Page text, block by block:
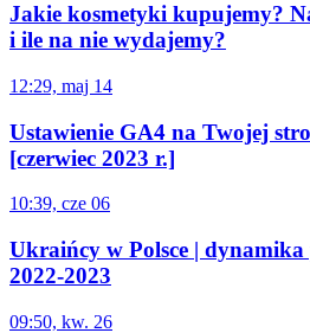
Jakie kosmetyki kupujemy?
i ile na nie wydajemy?
12:29, maj 14
Ustawienie GA4 na Twojej
[czerwiec 2023 r.]
10:39, cze 06
Ukraińcy w Polsce |
2022-2023
09:50, kw. 26